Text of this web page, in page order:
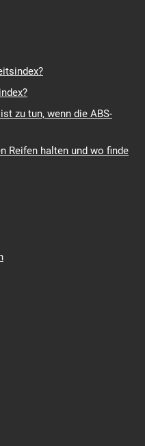
zu tun, wenn die ABS-
Reifen halten und wo finde